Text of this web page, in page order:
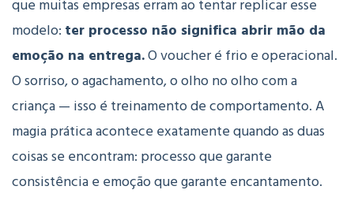
que muitas empresas erram ao tentar replicar esse
modelo: ter processo não significa abrir mão da
emoção na entrega.O voucher é frio e operacional.
O sorriso, o agachamento, o olho no olho com a
criança — isso é treinamento de comportamento. A
magia prática acontece exatamente quando as duas
coisas se encontram: processo que garante
consistência e emoção que garante encantamento.